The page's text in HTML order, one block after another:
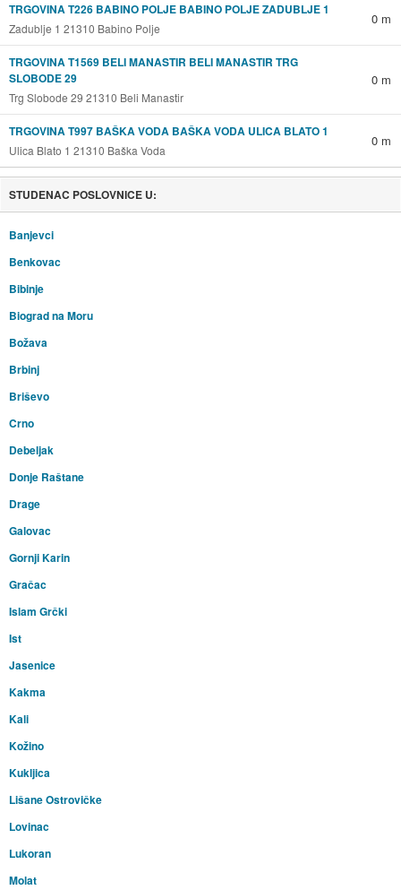
TRGOVINA T226 BABINO POLJE BABINO POLJE ZADUBLJE 1
Zadublje 1 21310 Babino Polje
0 m
TRGOVINA T1569 BELI MANASTIR BELI MANASTIR TRG
SLOBODE 29
Trg Slobode 29 21310 Beli Manastir
0 m
TRGOVINA T997 BAŠKA VODA BAŠKA VODA ULICA BLATO 1
Ulica Blato 1 21310 Baška Voda
0 m
STUDENAC POSLOVNICE U:
Banjevci
Benkovac
Bibinje
Biograd na Moru
Božava
Brbinj
Briševo
Crno
Debeljak
Donje Raštane
Drage
Galovac
Gornji Karin
Gračac
Islam Grčki
Ist
Jasenice
Kakma
Kali
Kožino
Kukljica
Lišane Ostrovičke
Lovinac
Lukoran
Molat